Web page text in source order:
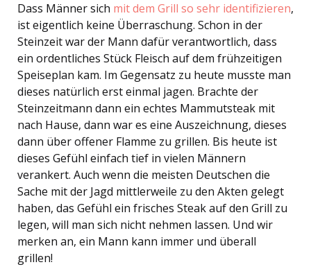
Dass Männer sich mit dem Grill so sehr identifizieren,
ist eigentlich keine Überraschung. Schon in der
Steinzeit war der Mann dafür verantwortlich, dass
ein ordentliches Stück Fleisch auf dem frühzeitigen
Speiseplan kam. Im Gegensatz zu heute musste man
dieses natürlich erst einmal jagen. Brachte der
Steinzeitmann dann ein echtes Mammutsteak mit
nach Hause, dann war es eine Auszeichnung, dieses
dann über offener Flamme zu grillen. Bis heute ist
dieses Gefühl einfach tief in vielen Männern
verankert. Auch wenn die meisten Deutschen die
Sache mit der Jagd mittlerweile zu den Akten gelegt
haben, das Gefühl ein frisches Steak auf den Grill zu
legen, will man sich nicht nehmen lassen. Und wir
merken an, ein Mann kann immer und überall
grillen!